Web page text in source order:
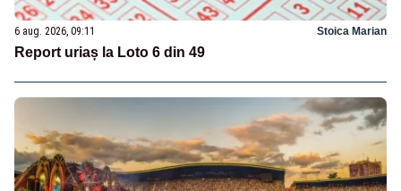
6 aug. 2026, 09:11 Stoica Marian
Report uriaș la Loto 6 din 49